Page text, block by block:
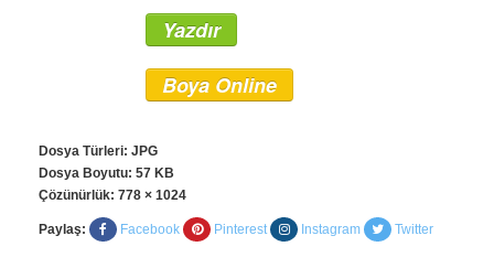
Yazdır
Boya Online
Dosya Türleri: JPG
Dosya Boyutu: 57 KB
Çözünürlük: 778 × 1024
Paylaş: Facebook Pinterest Instagram Twitter